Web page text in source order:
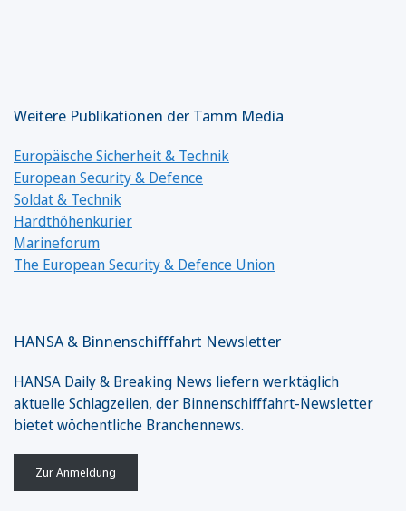
Weitere Publikationen der Tamm Media
Europäische Sicherheit & Technik
European Security & Defence
Soldat & Technik
Hardthöhenkurier
Marineforum
The European Security & Defence Union
HANSA & Binnenschifffahrt Newsletter
HANSA Daily & Breaking News liefern werktäglich
aktuelle Schlagzeilen, der Binnenschifffahrt-Newsletter
bietet wöchentliche Branchennews.
Zur Anmeldung